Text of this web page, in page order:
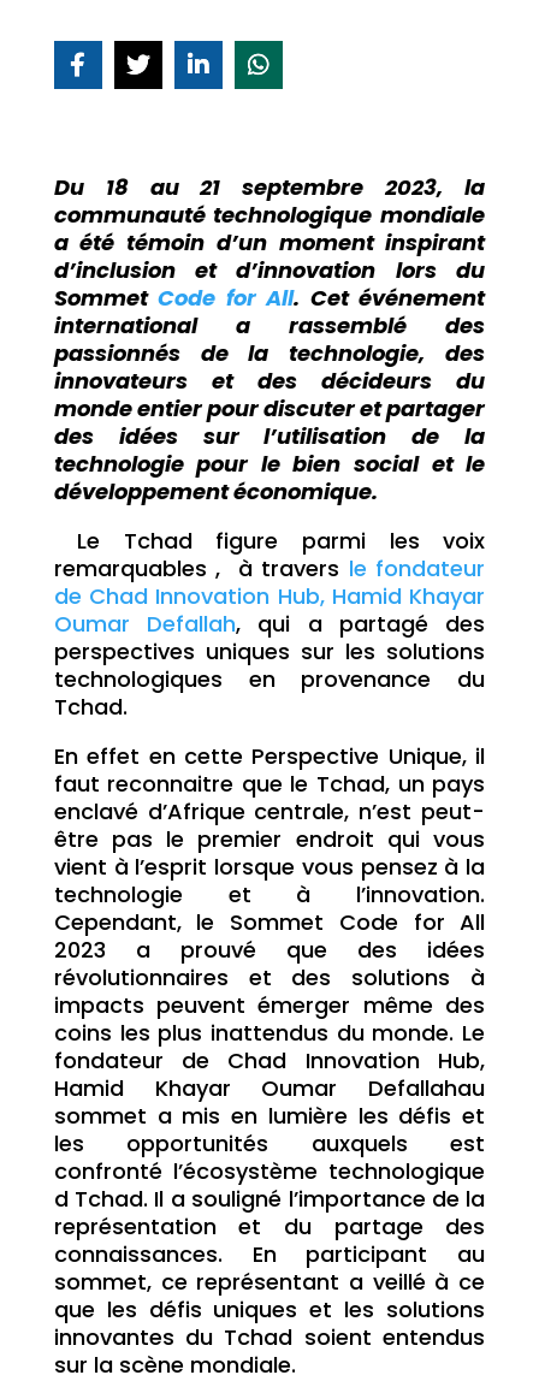
Du 18 au 21 septembre 2023, la
communauté technologique mondiale
a été témoin d’un moment inspirant
d’inclusion et d’innovation lors du
SommetCode for All. Cet événement
international a rassemblé des
passionnés de la technologie, des
innovateurs et des décideurs du
monde entier pour discuter et partager
des idées sur l’utilisation de la
technologie pour le bien social et le
développement économique.
Le Tchad figure parmi les voix
remarquables , à travers le fondateur
de Chad Innovation Hub, Hamid Khayar
Oumar Defallah, qui a partagé des
perspectives uniques sur les solutions
technologiques en provenance du
Tchad.
En effet en cette Perspective Unique, il
faut reconnaitre que le Tchad, un pays
enclavé d’Afrique centrale, n’est peut-
être pas le premier endroit qui vous
vient à l’esprit lorsque vous pensez à la
technologie et à l’innovation.
Cependant, le Sommet Code for All
2023 a prouvé que des idées
révolutionnaires et des solutions à
impacts peuvent émerger même des
coins les plus inattendus du monde. Le
fondateur de Chad Innovation Hub,
Hamid Khayar Oumar Defallahau
sommet a mis en lumière les défis et
les opportunités auxquels est
confronté l’écosystème technologique
d Tchad. Il a souligné l’importance de la
représentation et du partage des
connaissances. En participant au
sommet, ce représentant a veillé à ce
que les défis uniques et les solutions
innovantes du Tchad soient entendus
sur la scène mondiale.